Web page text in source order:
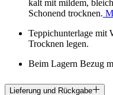
kalt mit mildem,
Schonend trocknen.
Teppichunterlage mit
Trocknen legen.
Beim Lagern Bezug
Lieferung und Rückgabe